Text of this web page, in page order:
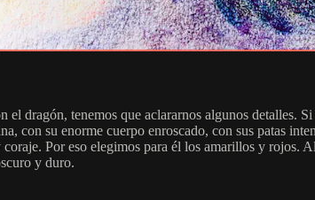
el dragón, tenemos que aclararnos algunos
con su enorme cuerpo enroscado, con sus patas
Por eso elegimos para él los amarillos y rojos.
y duro.